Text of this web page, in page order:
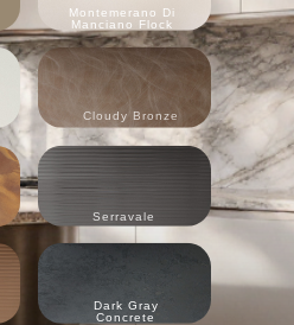
Montemerano Di
Manciano Flock
Cloudy Bronze
Dark Gray
Concrete
Serravale